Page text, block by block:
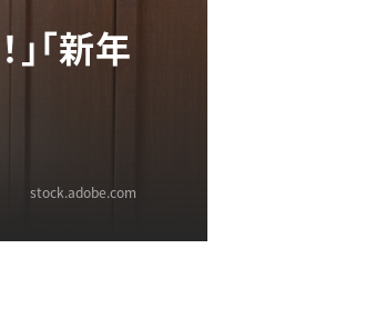
「新年
stock.adobe.com